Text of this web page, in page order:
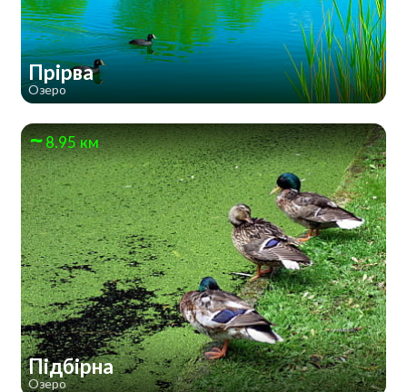
Прірва
Озеро
8.95 км
Підбірна
Озеро